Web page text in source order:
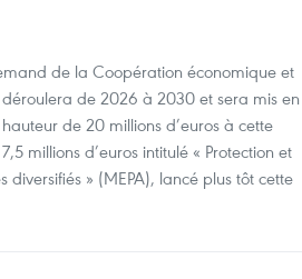
de la Coopération économique et
de 2026 à 2030 et sera mis en
de 20 millions d’euros à cette
millions d’euros intitulé « Protection et
» (MEPA), lancé plus tôt cette